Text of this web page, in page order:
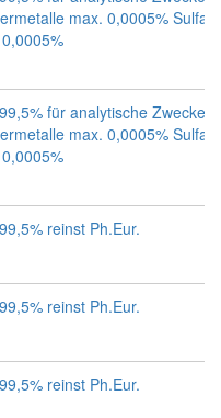
max. 0,0005%
für analytische Zwecke
max. 0,0005%
reinst Ph.Eur.
reinst Ph.Eur.
reinst Ph.Eur.